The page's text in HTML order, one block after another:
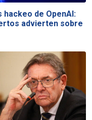
hackeo de OpenAI:
advierten sobre